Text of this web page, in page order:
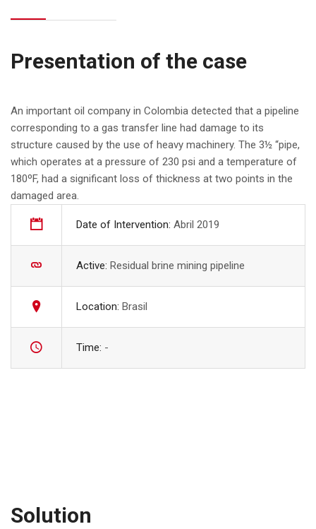
Presentation of the case
An important oil company in Colombia detected that a pipeline
corresponding to a gas transfer line had damage to its
structure caused by the use of heavy machinery. The 3½ “pipe,
which operates at a pressure of 230 psi and a temperature of
180ºF, had a significant loss of thickness at two points in the
damaged area.
Date of Intervention: Abril 2019
Active: Residual brine mining pipeline
Location: Brasil
Time: -
Solution